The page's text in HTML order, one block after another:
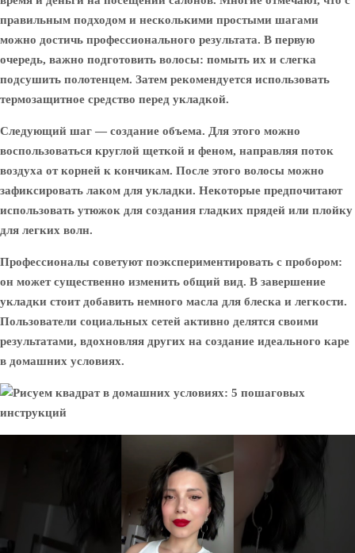
правильным подходом и несколькими простыми шагами
можно достичь профессионального результата. В первую
очередь, важно подготовить волосы: помыть их и слегка
подсушить полотенцем. Затем рекомендуется использовать
термозащитное средство перед укладкой.
Следующий шаг — создание объема. Для этого можно
воспользоваться круглой щеткой и феном, направляя поток
воздуха от корней к кончикам. После этого волосы можно
зафиксировать лаком для укладки. Некоторые предпочитают
использовать утюжок для создания гладких прядей или плойку
для легких волн.
Профессионалы советуют поэкспериментировать с пробором:
он может существенно изменить общий вид. В завершение
укладки стоит добавить немного масла для блеска и легкости.
Пользователи социальных сетей активно делятся своими
результатами, вдохновляя других на создание идеального каре
в домашних условиях.